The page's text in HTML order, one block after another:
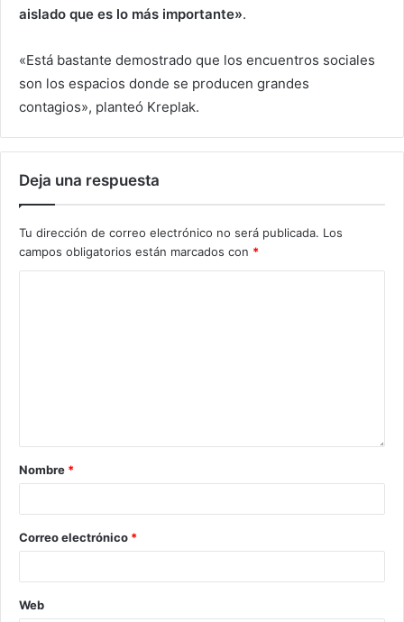
aislado que es lo más importante».
«Está bastante demostrado que los encuentros sociales
son los espacios donde se producen grandes
contagios», planteó Kreplak.
Deja una respuesta
Tu dirección de correo electrónico no será publicada. Los
campos obligatorios están marcados con *
Nombre *
Correo electrónico *
Web